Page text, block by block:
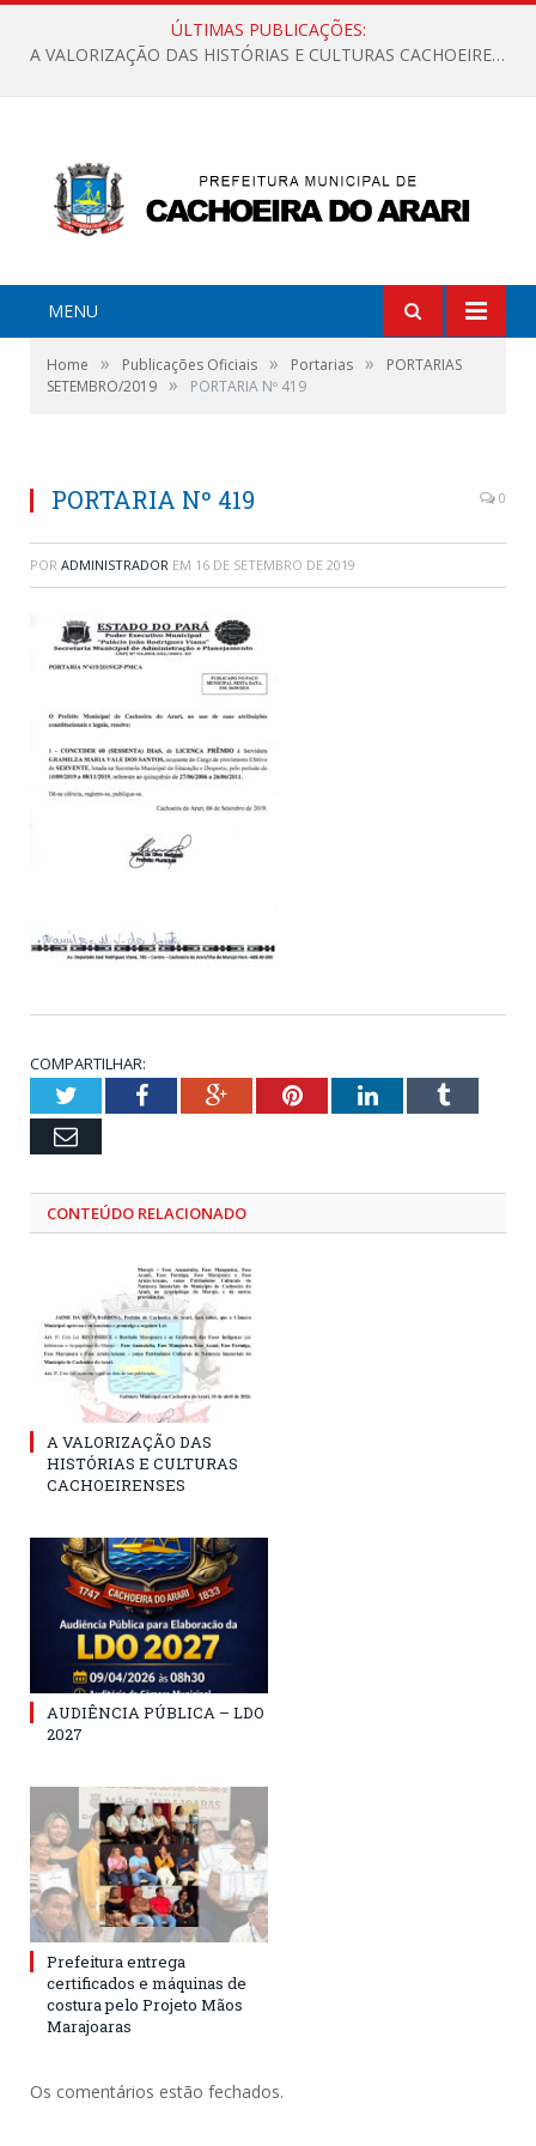
ÚLTIMAS PUBLICAÇÕES:
A VALORIZAÇÃO DAS HISTÓRIAS E CULTURAS CACHOEIRENSES
MENU
Home » Publicações Oficiais » Portarias »
PORTARIAS
SETEMBRO/2019 » PORTARIA Nº 419
PORTARIA Nº 419 0
POR ADMINISTRADOR EM 16 DE SETEMBRO DE 2019
COMPARTILHAR:
TwitterFacebookGoogle+PinterestLinkedInTumblr
Email
CONTEÚDO RELACIONADO
A VALORIZAÇÃO DAS
HISTÓRIAS E CULTURAS
CACHOEIRENSES
AUDIÊNCIA PÚBLICA – LDO
2027
Prefeitura entrega
certificados e máquinas de
costura pelo Projeto Mãos
Marajoaras
Os comentários estão fechados.